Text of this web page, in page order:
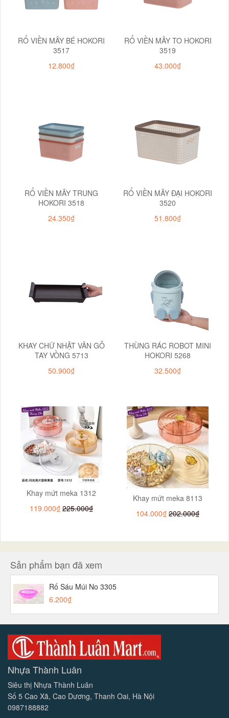
RỔ VIỀN MÂY BÉ HOKORI
3517
12.800₫
RỔ VIỀN MÂY TO HOKORI
3519
43.000₫
RỔ VIỀN MÂY TRUNG
HOKORI 3518
24.350₫
RỔ VIỀN MÂY ĐẠI HOKORI
3520
51.800₫
KHAY CHỮ NHẬT VÂN GỖ
TAY VỒNG 5713
50.900₫
THÙNG RÁC ROBOT MINI
HOKORI 5268
32.500₫
Khay mứt meka 1312
119.000₫ 225.000₫
Khay mứt meka 8113
104.000₫ 202.000₫
Sản phẩm bạn đã xem
Rổ Sáu Múi No 3305
6.200₫
Nhựa Thành Luân
Siêu thị Nhựa Thành Luân
Số 5 Cao Xã, Cao Dương, Thanh Oai, Hà Nội
0987188882